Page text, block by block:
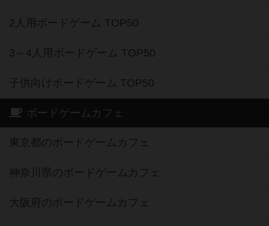
2人用ボードゲーム TOP50
3～4人用ボードゲーム TOP50
子供向けボードゲーム TOP50
ボードゲームカフェ
東京都のボードゲームカフェ
神奈川県のボードゲームカフェ
大阪府のボードゲームカフェ